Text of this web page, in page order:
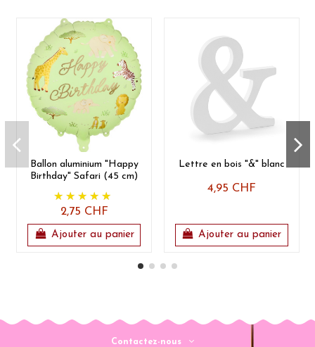
Ballon aluminium "Happy
Birthday" Safari (45 cm)
2,75 CHF
Ajouter au panier
Lettre en bois "&" blanc
4,95 CHF
Ajouter au panier
Contactez-nous